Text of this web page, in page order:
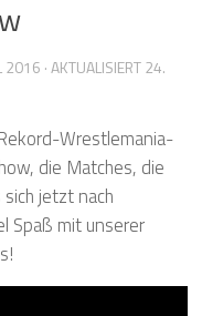
2016 · AKTUALISIERT24.
Wrestlemania-
die Matches, die
jetzt nach
Spaß mit unserer